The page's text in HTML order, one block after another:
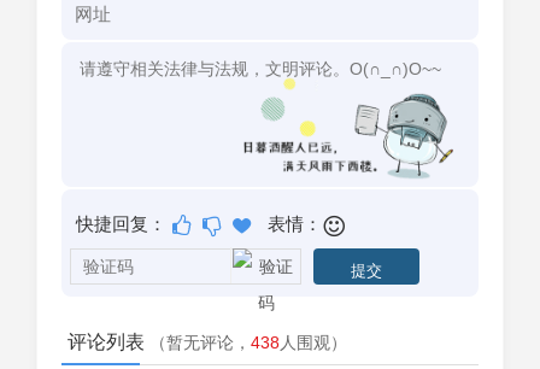
快捷回复： 表情：
评论列表 （暂无评论， 438 人围观）